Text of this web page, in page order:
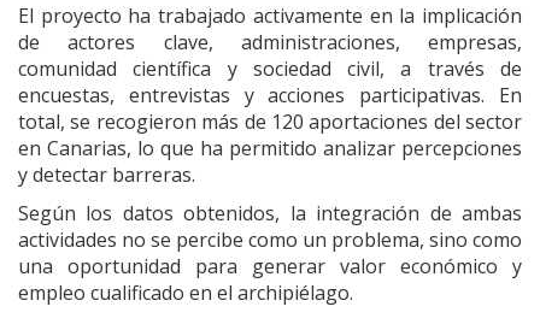
El proyecto ha trabajado activamente en la implicación
de actores clave, administraciones, empresas,
comunidad científica y sociedad civil, a través de
encuestas, entrevistas y acciones participativas. En
total, se recogieron más de 120 aportaciones del sector
en Canarias, lo que ha permitido analizar percepciones
y detectar barreras.
Según los datos obtenidos, la integración de ambas
actividades no se percibe como un problema, sino como
una oportunidad para generar valor económico y
empleo cualificado en el archipiélago.